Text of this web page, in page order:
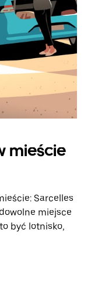
mieście
Sarcelles
miejsce
być lotnisko,